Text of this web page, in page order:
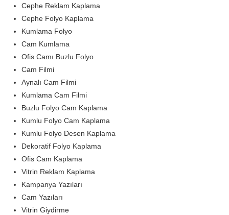
Cephe Reklam Kaplama
Cephe Folyo Kaplama
Kumlama Folyo
Cam Kumlama
Ofis Camı Buzlu Folyo
Cam Filmi
Aynalı Cam Filmi
Kumlama Cam Filmi
Buzlu Folyo Cam Kaplama
Kumlu Folyo Cam Kaplama
Kumlu Folyo Desen Kaplama
Dekoratif Folyo Kaplama
Ofis Cam Kaplama
Vitrin Reklam Kaplama
Kampanya Yazıları
Cam Yazıları
Vitrin Giydirme